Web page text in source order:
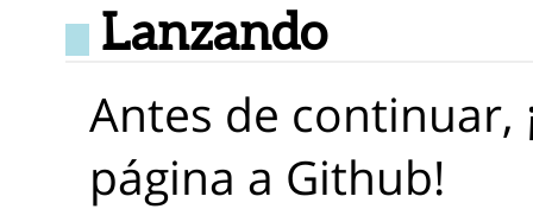
Lanzando
Antes de continuar,
página a Github!